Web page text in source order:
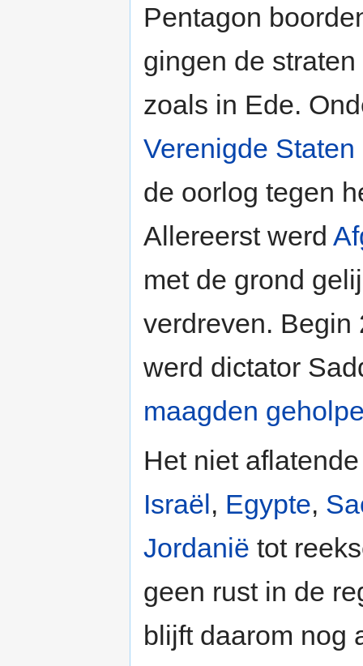
Pentagon
gingen de
zoals in Ede.
Verenigde Staten
de oorlog tegen
Allereerst werd
met de grond
verdreven. Begin
werd dictator
maagden
Het niet
Israël, Egypte,
Jordanië tot
geen rust in de
blijft daarom nog